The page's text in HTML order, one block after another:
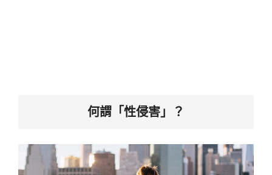
何謂「性侵害」？